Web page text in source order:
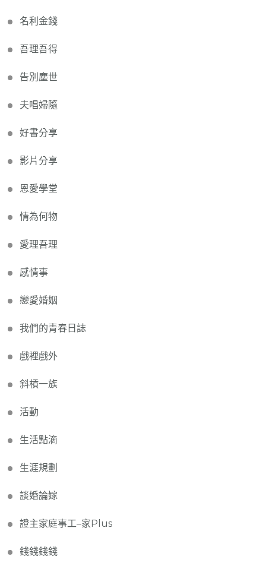
名利金錢
吾理吾得
告別塵世
夫唱婦隨
好書分享
影片分享
恩愛學堂
情為何物
愛理吾理
感情事
戀愛婚姻
我們的青春日誌
戲裡戲外
斜槓一族
活動
生活點滴
生涯規劃
談婚論嫁
證主家庭事工–家Plus
錢錢錢錢